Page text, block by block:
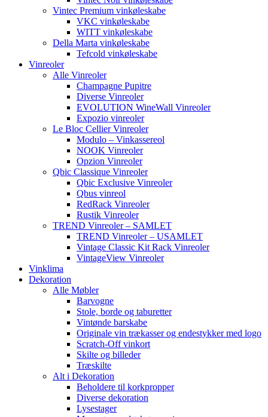
Vintec Premium vinkøleskabe
VKC vinkøleskabe
WITT vinkøleskabe
Della Marta vinkøleskabe
Tefcold vinkøleskabe
Vinreoler
Alle Vinreoler
Champagne Pupitre
Diverse Vinreoler
EVOLUTION WineWall Vinreoler
Expozio vinreoler
Le Bloc Cellier Vinreoler
Modulo – Vinkassereol
NOOK Vinreoler
Opzion Vinreoler
Qbic Classique Vinreoler
Qbic Exclusive Vinreoler
Qbus vinreol
RedRack Vinreoler
Rustik Vinreoler
TREND Vinreoler – SAMLET
TREND Vinreoler – USAMLET
Vintage Classic Kit Rack Vinreoler
VintageView Vinreoler
Vinklima
Dekoration
Alle Møbler
Barvogne
Stole, borde og taburetter
Vintønde barskabe
Originale vin trækasser og endestykker med logo
Scratch-Off vinkort
Skilte og billeder
Træskilte
Alt i Dekoration
Beholdere til korkpropper
Diverse dekoration
Lysestager